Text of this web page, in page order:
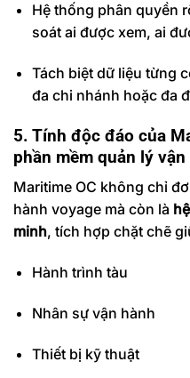
Hệ thống phân quyền
soát ai được xem, ai
Tách biệt dữ liệu từng
đa chi nhánh hoặc đa
5. Tính độc đáo của
phần mềm quản lý
Maritime OC không chỉ
hành voyage mà còn là
minh, tích hợp chặt chẽ
Hành trình tàu
Nhân sự vận hành
Thiết bị kỹ thuật